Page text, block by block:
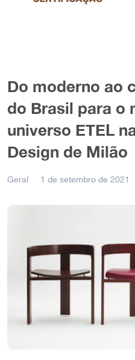
Do moderno ao
do Brasil para o
universo ETEL
Design de Milão
Geral 1 de setembro de 2021